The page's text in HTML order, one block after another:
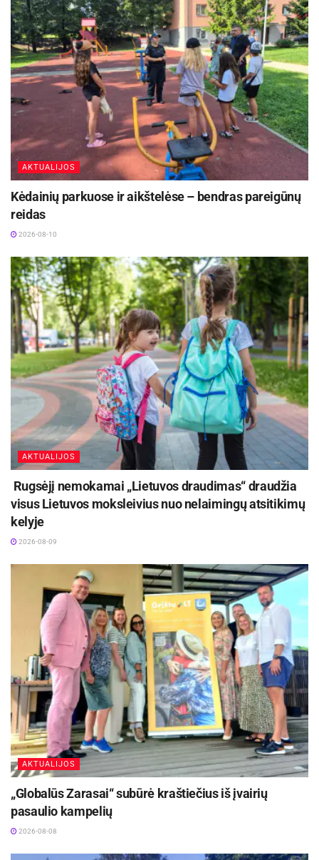
AKTUALIJOS
Kėdainių parkuose ir aikštelėse – bendras pareigūnų
reidas
2026-08-10
AKTUALIJOS
Rugsėjį nemokamai „Lietuvos draudimas“ draudžia
visus Lietuvos moksleivius nuo nelaimingų atsitikimų
kelyje
2026-08-09
AKTUALIJOS
„Globalūs Zarasai“ subūrė kraštiečius iš įvairių
pasaulio kampelių
2026-08-08